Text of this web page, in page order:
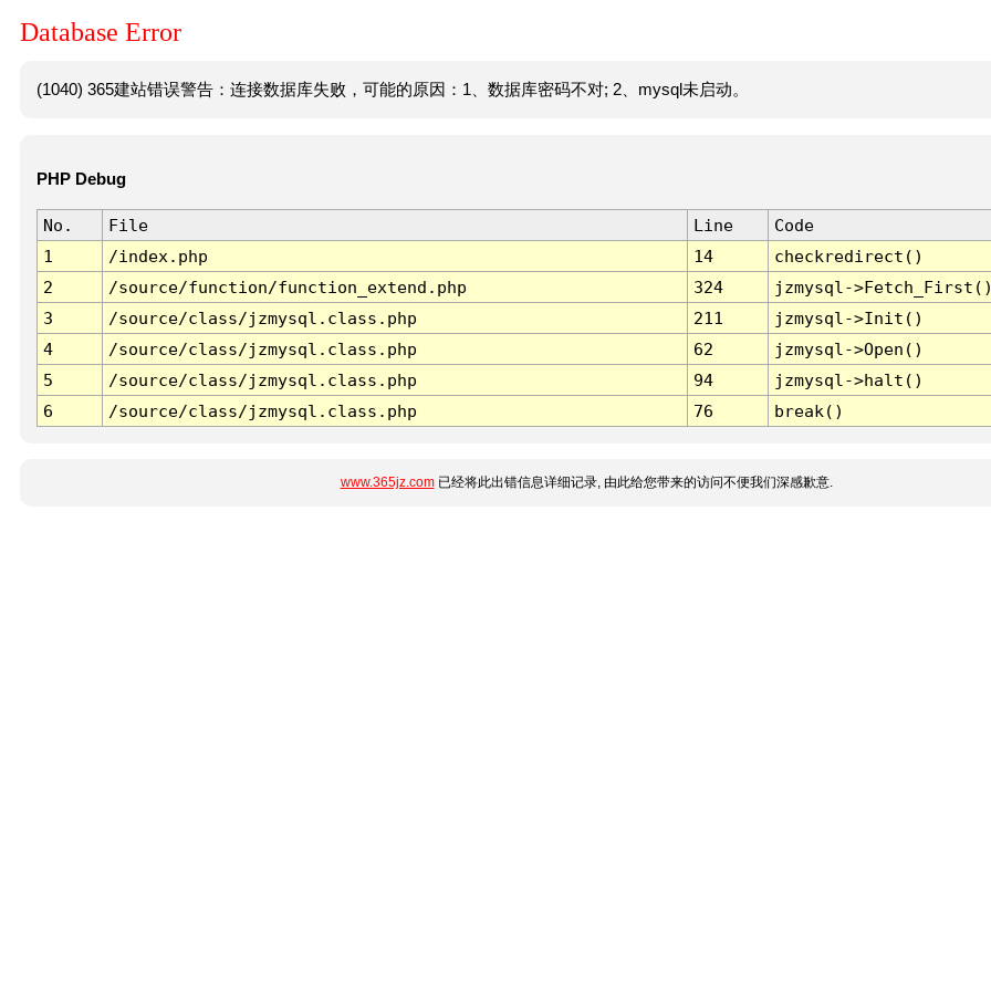
Database Error
(1040) 365建站错误警告：连接数据库失败，可能的原因：1、数据库密码不对; 2、mysql未启动。
PHP Debug
No. File Line
Code
1
/index.php 14
checkredirect()
2
/source/function/function_extend.php 324
jzmysql-
3
/source/class/jzmysql.class.php 211
jzmysql->Init()
4
/source/class/jzmysql.class.php 62
jzmysql->Open()
5
/source/class/jzmysql.class.php 94
jzmysql->halt()
6
/source/class/jzmysql.class.php 76 break()
www.365jz.com已经将此出错信息详细记录, 由此给您带来的访问不便我们深感歉意.